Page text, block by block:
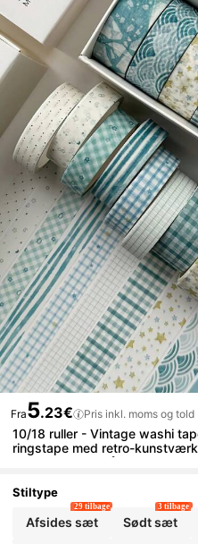
Fra5.23€ Pris inkl. moms og told
10/18 ruller - Vintage washi
ringstape med retro-
e til kunst, DIY-håndværk,
Stiltype
Afsides sæt
29 tilbage
Sødt sæt
3 tilbage